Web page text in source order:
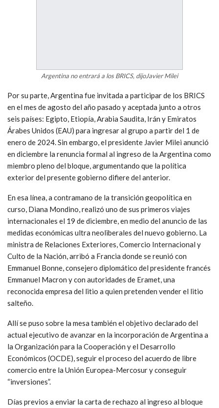
Argentina no entrará a los BRICS, dijoJavier Milei
Por su parte, Argentina fue invitada a participar de los BRICS
en el mes de agosto del año pasado y aceptada junto a otros
seis países: Egipto, Etiopía, Arabia Saudita, Irán y Emiratos
Árabes Unidos (EAU) para ingresar al grupo a partir del 1 de
enero de 2024. Sin embargo, el presidente Javier Milei anunció
en diciembre la renuncia formal al ingreso de la Argentina como
miembro pleno del bloque, argumentando que la política
exterior del presente gobierno difiere del anterior.
En esa línea, a contramano de la transición geopolítica en
curso, Diana Mondino, realizó uno de sus primeros viajes
internacionales el 19 de diciembre, en medio del anuncio de las
medidas económicas ultra neoliberales del nuevo gobierno. La
ministra de Relaciones Exteriores, Comercio Internacional y
Culto de la Nación, arribó a Francia donde se reunió con
Emmanuel Bonne, consejero diplomático del presidente francés
Emmanuel Macron y con autoridades de Eramet, una
reconocida empresa del litio a quien pretenden vender el litio
salteño.
Allí se puso sobre la mesa también el objetivo declarado del
actual ejecutivo de avanzar en la incorporación de Argentina a
la Organización para la Cooperación y el Desarrollo
Económicos (OCDE), seguir el proceso del acuerdo de libre
comercio entre la Unión Europea-Mercosur y conseguir
“inversiones”.
Días previos a enviar la carta de rechazo al ingreso al bloque